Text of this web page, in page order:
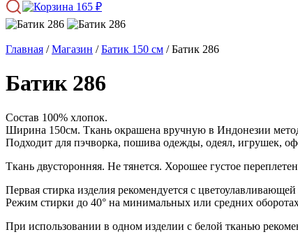
165 ₽
Главная /Магазин /Батик 150 см / Батик 286
Батик 286
Состав 100% хлопок.
Ширина 150см. Ткань окрашена вручную в Индонезии
Подходит для пэчворка, пошива одежды, одеял, игрушек,
Ткань двусторонняя. Не тянется. Хорошее густое
Первая стирка изделия рекомендуется с цветоулавливающей
Режим стирки до 40° на минимальных или средних
При использовании в одном изделии с белой тканью